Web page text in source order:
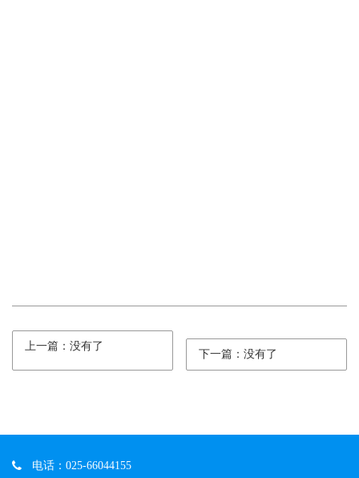
上一篇：没有了
下一篇：没有了
电话：025-66044155